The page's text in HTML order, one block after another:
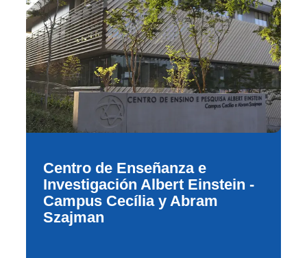
Centro de Enseñanza e
Investigación Albert Einstein -
Campus Cecília y Abram
Szajman​